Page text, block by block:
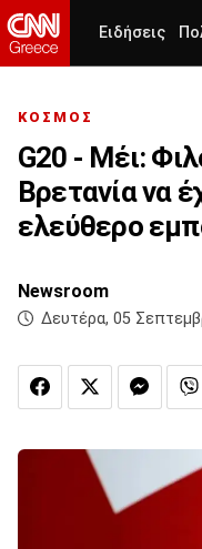
Ειδήσεις
ΚΟΣΜΟΣ
G20 - Μέι:
Βρετανία να
ελεύθερο
Newsroom
Δευτέρα, 05